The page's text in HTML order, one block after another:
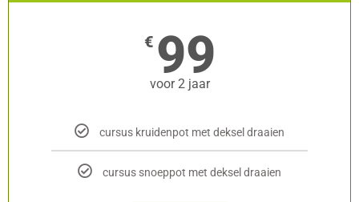
€ 99
voor 2 jaar
cursus kruidenpot met deksel draaien
cursus snoeppot met deksel draaien